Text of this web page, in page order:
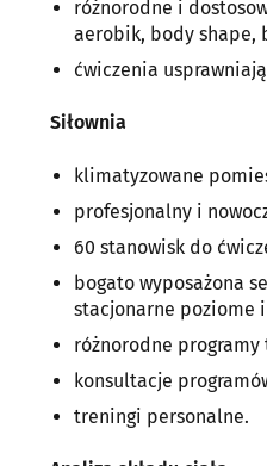
różnorodne i
aerobik, body shape,
ćwiczenia
Siłownia
klimatyzowane
profesjonalny i
60 stanowisk do
bogato wyposażona
stacjonarne poziome
różnorodne
konsultacje
treningi personalne.